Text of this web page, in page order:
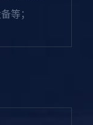
等；